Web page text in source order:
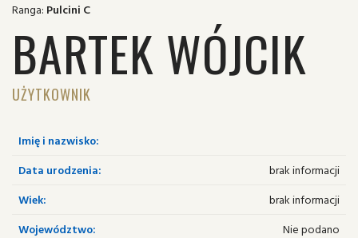
Ranga: Pulcini C
BARTEK WÓJCIK
UŻYTKOWNIK
Imię i nazwisko:
Data urodzenia:
brak informacji
Wiek:
brak informacji
Województwo:
Nie podano